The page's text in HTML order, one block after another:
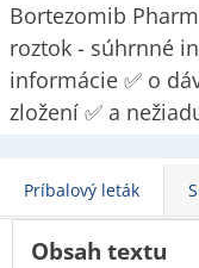
Bortezomib
roztok - súhrnné
informácie ✅ o
zložení ✅ a
Príbalový leták
Obsah textu